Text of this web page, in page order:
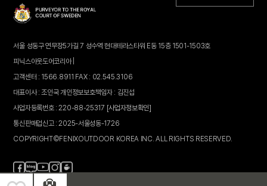
서울 성동구 연무장5가길 7 성수역 현대테라스타워 E동 15층 1501-1503호
피닉스아웃도어코리아 |
고객센터 : 1566.8911 FAX : 02.545.3106
대표이사 : 조인국 개인정보보호책임자 : 김진섭
사업자등록번호 : 220-88-25317 [사업자정보확인]
통신판매업신고 : 2025-서울성동-1726
COPYRIGHT©FENIXOUTDOOR KOREA INC. ALL RIGHTS RESERVED.
페
이
블
로
유
튜
인
스
카
페